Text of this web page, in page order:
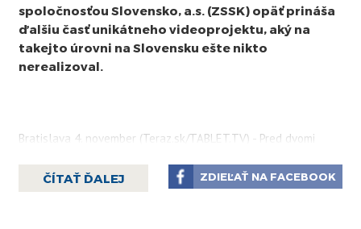
spoločnosťou Slovensko, a.s. (ZSSK) opäť prináša
ďalšiu časť unikátneho videoprojektu, aký na
takejto úrovni na Slovensku ešte nikto
nerealizoval.
Bratislava 4. november (Teraz.sk/TABLET.TV) - Pred dvomi
V ďalších častiach vám postupne ukážeme všetky používané
železničné trate na Slovensku.
ČÍTAŤ ĎALEJ ZDIEĽAŤ NA FACEBOOK